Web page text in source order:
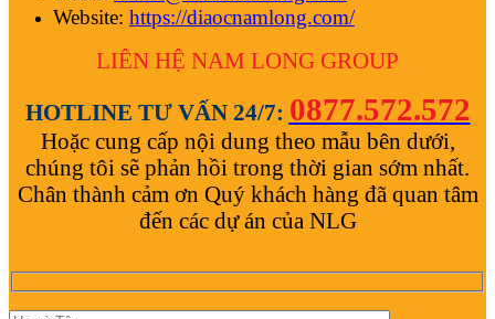
Website: https://diaocnamlong.com/
LIÊN HỆ NAM LONG GROUP
HOTLINE TƯ VẤN 24/7: 0877.572.572
Hoặc cung cấp nội dung theo mẫu bên dưới,
chúng tôi sẽ phản hồi trong thời gian sớm nhất.
Chân thành cảm ơn Quý khách hàng đã quan tâm
đến các dự án của NLG